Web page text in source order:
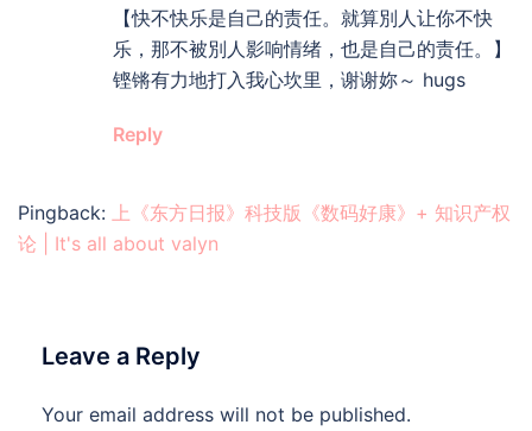
【快不快乐是自己的责任。就算別人让你不快
乐，那不被別人影响情绪，也是自己的责任。】
铿锵有力地打入我心坎里，谢谢妳～ hugs
Reply
Pingback: 上《东方日报》科技版《数码好康》+ 知识产权
论 | It's all about valyn
Leave a Reply
Your email address will not be published.